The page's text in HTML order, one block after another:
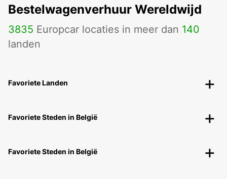
Bestelwagenverhuur Wereldwijd
3835 Europcar locaties in meer dan 140
landen
Favoriete Landen
Favoriete Steden in België
Favoriete Steden in België